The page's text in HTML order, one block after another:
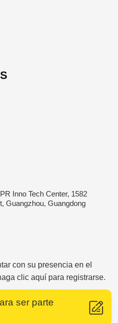
Inno Tech Center, 1582
Guangzhou, Guangdong
con su presencia en el
clic aquí para registrarse.
International Inc. USA
ser parte